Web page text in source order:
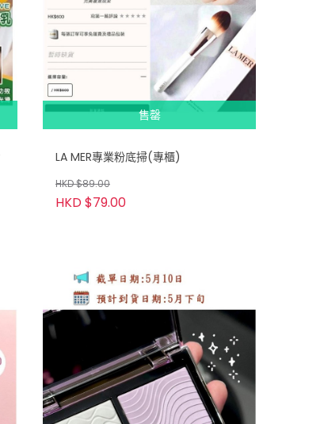
售罄
LA MER專業粉底掃(專櫃)
HKD $89.00
HKD $79.00